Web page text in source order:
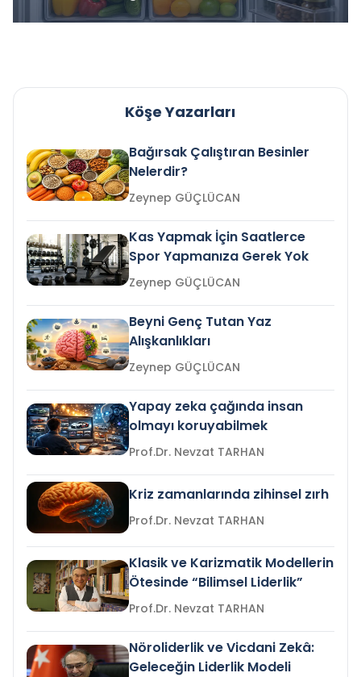
Köşe Yazarları
Bağırsak Çalıştıran Besinler
Nelerdir?
Zeynep GÜÇLÜCAN
Kas Yapmak İçin Saatlerce
Spor Yapmanıza Gerek Yok
Zeynep GÜÇLÜCAN
Beyni Genç Tutan Yaz
Alışkanlıkları
Zeynep GÜÇLÜCAN
Yapay zeka çağında insan
olmayı koruyabilmek
Prof.Dr. Nevzat TARHAN
Kriz zamanlarında zihinsel zırh
Prof.Dr. Nevzat TARHAN
Klasik ve Karizmatik Modellerin
Ötesinde “Bilimsel Liderlik”
Prof.Dr. Nevzat TARHAN
Nöroliderlik ve Vicdani Zekâ:
Geleceğin Liderlik Modeli